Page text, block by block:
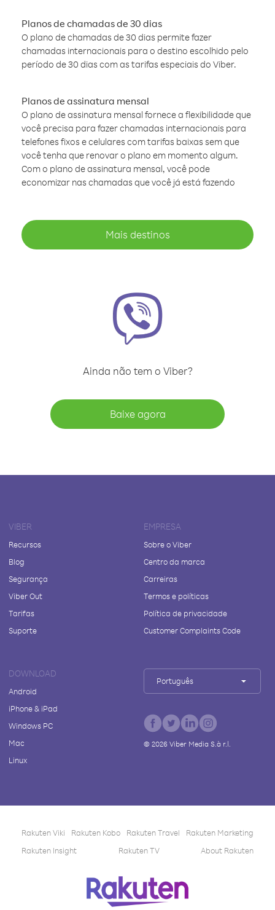
Planos de chamadas de 30 dias
O plano de chamadas de 30 dias permite fazer
chamadas internacionais para o destino escolhido pelo
período de 30 dias com as tarifas especiais do Viber.
Planos de assinatura mensal
O plano de assinatura mensal fornece a flexibilidade que
você precisa para fazer chamadas internacionais para
telefones fixos e celulares com tarifas baixas sem que
você tenha que renovar o plano em momento algum.
Com o plano de assinatura mensal, você pode
economizar nas chamadas que você já está fazendo
Mais destinos
Ainda não tem o Viber?
Baixe agora
VIBER
Recursos
Blog
Segurança
Viber Out
Tarifas
Suporte
EMPRESA
Sobre o Viber
Centro da marca
Carreiras
Termos e políticas
Política de privacidade
Customer Complaints Code
DOWNLOAD
Android
iPhone & iPad
Windows PC
Mac
Linux
Português
© 2026Viber Media S.à r.l.
Rakuten Viki Rakuten Kobo Rakuten Travel
Rakuten Marketing
Rakuten Insight
Rakuten TV About Rakuten